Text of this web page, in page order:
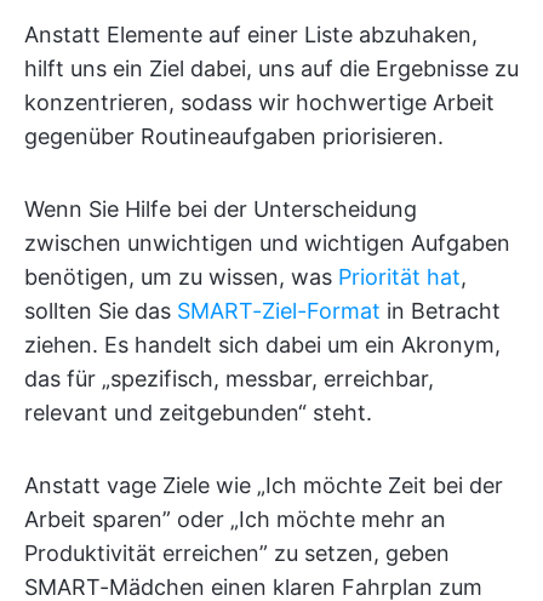
Anstatt Elemente auf einer Liste abzuhaken,
hilft uns ein Ziel dabei, uns auf die Ergebnisse zu
konzentrieren, sodass wir hochwertige Arbeit
gegenüber Routineaufgaben priorisieren.
Wenn Sie Hilfe bei der Unterscheidung
zwischen unwichtigen und wichtigen Aufgaben
benötigen, um zu wissen, was Priorität hat,
sollten Sie das SMART-Ziel-Format in Betracht
ziehen. Es handelt sich dabei um ein Akronym,
das für „spezifisch, messbar, erreichbar,
relevant und zeitgebunden“ steht.
Anstatt vage Ziele wie „Ich möchte Zeit bei der
Arbeit sparen” oder „Ich möchte mehr an
Produktivität erreichen” zu setzen, geben
SMART-Mädchen einen klaren Fahrplan zum